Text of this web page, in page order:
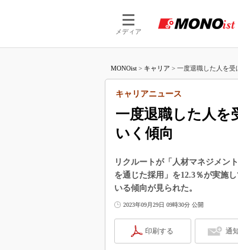
メディア
つな
MONOist > キャリア > 一度退職した人を受
一度退職した人を
いく傾向
キャリアニュース
リクルートが「人材マネジメン
を通じた採用」を12.3％が実施
いる傾向が見られた。
2023年09月29日 09時30分 公開
印刷する 通